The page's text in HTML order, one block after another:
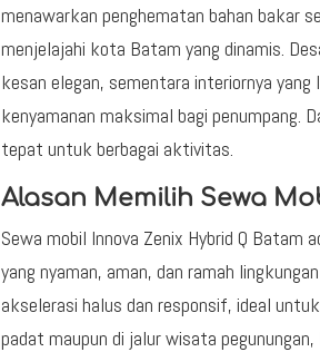
menawarkan penghematan bahan bakar
menjelajahi kota Batam yang dinamis.
kesan elegan, sementara interiornya
kenyamanan maksimal bagi penumpang.
tepat untuk berbagai aktivitas.
Alasan Memilih Sewa
Sewa mobil Innova Zenix Hybrid Q Batam
yang nyaman, aman, dan ramah
akselerasi halus dan responsif, ideal
padat maupun di jalur wisata